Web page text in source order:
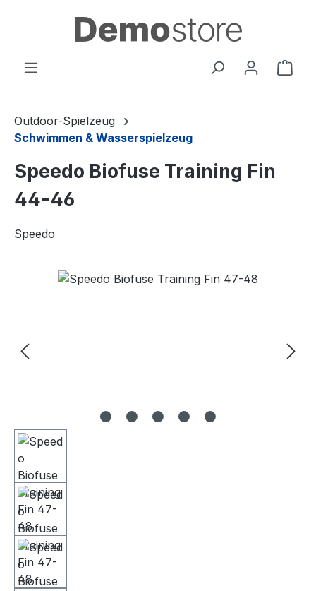
Zum Hauptinhalt springen
Outdoor-Spielzeug
Schwimmen & Wasserspielzeug
Speedo Biofuse Training Fin
44-46
Speedo
Bildergalerie überspringen